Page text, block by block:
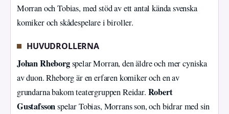
Morran och Tobias, med stöd av ett antal kända svenska
komiker och skådespelare i biroller.
HUVUDROLLERNA
Johan Rheborgspelar Morran, den äldre och mer cyniska
av duon. Rheborg är en erfaren komiker och en av
grundarna bakom teatergruppen Reidar. Robert
Gustafssonspelar Tobias, Morrans son, och bidrar med sin